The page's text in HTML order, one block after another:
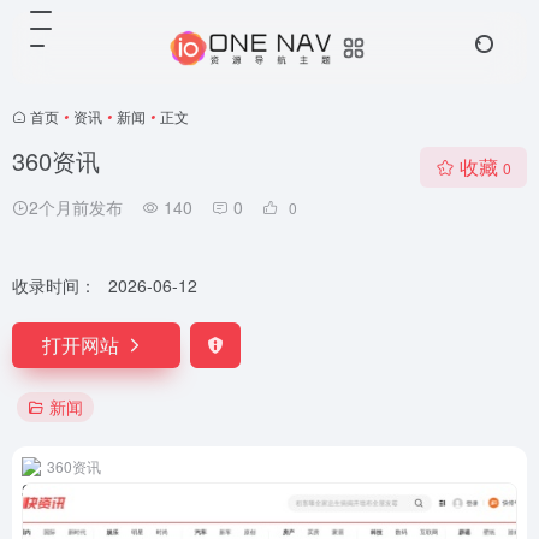
首页 • 资讯 • 新闻 • 正文
360资讯
2个月前发布 140 0 0
收藏 0
收录时间： 2026-06-12
打开网站
新闻
360资讯